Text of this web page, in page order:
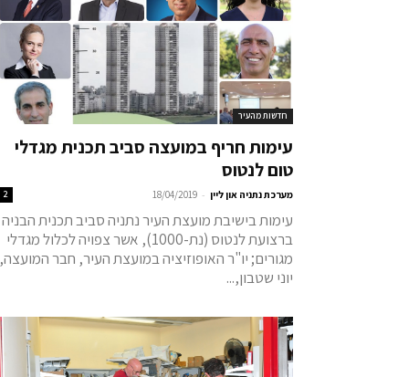
חדשות מהעיר
עימות חריף במועצה סביב תכנית מגדלי
טום לנטוס
מערכת נתניה און ליין -
18/04/2019
2
עימות בישיבת מועצת העיר נתניה סביב תכנית הבניה
ברצועת לנטוס (נת-1000), אשר צפויה לכלול מגדלי
מגורים; יו"ר האופוזיציה במועצת העיר, חבר המועצה,
יוני שטבון,...